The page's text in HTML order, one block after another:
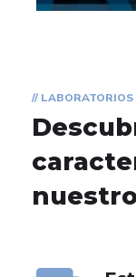
// LABORATORIOS